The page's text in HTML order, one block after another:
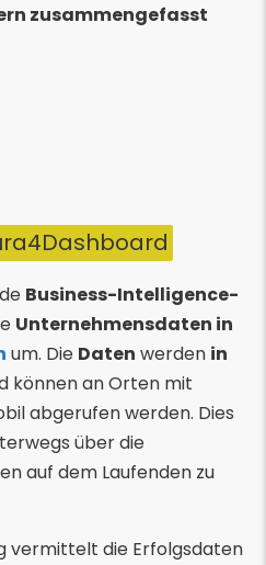
zusammengefasst
Business-Intelligence-
Unternehmensdaten in
um. Die Daten werden in
können an Orten mit
abgerufen werden. Dies
über die
auf dem Laufenden zu
vermittelt die Erfolgsdaten